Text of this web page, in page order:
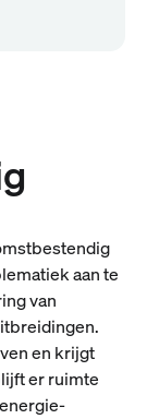
aan te
van
en krijgt
er ruimte